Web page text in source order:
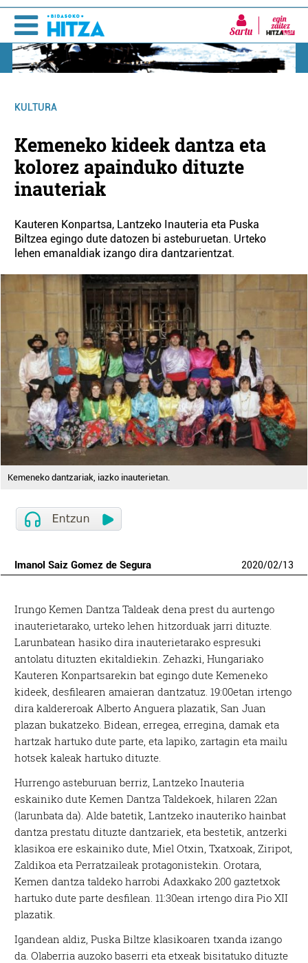
Sartu
KULTURA
Kemeneko kideek dantza eta
kolorez apainduko dituzte
inauteriak
Kauteren Konpartsa, Lantzeko Inauteria eta Puska
Biltzea egingo dute datozen bi asteburuetan. Urteko
lehen emanaldiak izango dira dantzarientzat.
Kemeneko dantzariak, iazko inauterietan.
Imanol Saiz Gomez de Segura 2020/02/13
Irungo Kemen Dantza Taldeak dena prest du aurtengo
inauterietarako, urteko lehen hitzorduak jarri dituzte.
Larunbatean hasiko dira inauterietarako espresuki
antolatu dituzten ekitaldiekin. Zehazki, Hungariako
Kauteren Konpartsarekin bat egingo dute Kemeneko
kideek, desfilearen amaieran dantzatuz. 19:00etan irtengo
dira kaldereroak Alberto Anguera plazatik, San Juan
plazan bukatzeko. Bidean, erregea, erregina, damak eta
hartzak hartuko dute parte, eta lapiko, zartagin eta mailu
hotsek kaleak hartuko dituzte.
Hurrengo asteburuan berriz, Lantzeko Inauteria
eskainiko dute Kemen Dantza Taldekoek, hilaren 22an
(larunbata da). Alde batetik, Lantzeko inauteriko hainbat
dantza prestatu dituzte dantzariek, eta bestetik, antzerki
klasikoa ere eskainiko dute, Miel Otxin, Txatxoak, Ziripot,
Zaldikoa eta Perratzaileak protagonistekin. Orotara,
Kemen dantza taldeko harrobi Adaxkako 200 gaztetxok
hartuko dute parte desfilean. 11:30ean irtengo dira Pio XII
plazatik.
Igandean aldiz, Puska Biltze klasikoaren txanda izango
da. Olaberria auzoko baserri eta etxeak bisitatuko dituzte